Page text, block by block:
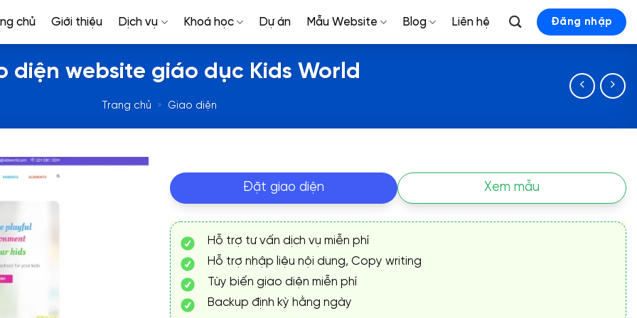
chủ Giới thiệu Dịch vụ Khoá học Dự án Mẫu Website Blog Liên hệ Đăng nhập
diện website giáo dục Kids World
Trang chủ » Giao diện
Đặt giao diện Xem mẫu
Hỗ trợ tư vấn dịch vụ miễn phí
Hỗ trợ nhập liệu nội dung, Copy writing
Tùy biến giao diện miễn phí
Backup định kỳ hằng ngày